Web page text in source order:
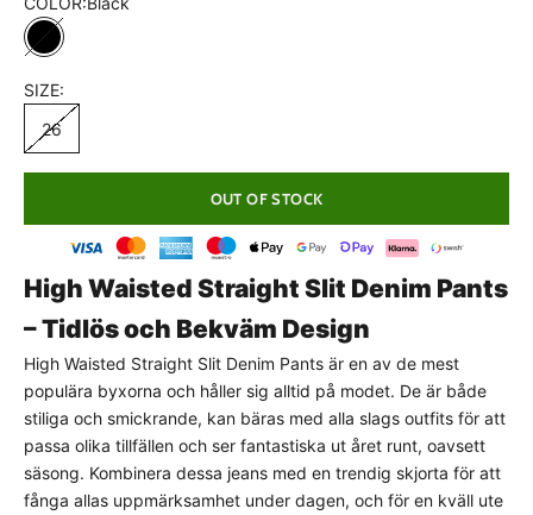
PASSFORMSGUIDE
Normal passform
Black
SIZE:
26
OUT OF STOCK
High Waisted Straight Slit Denim Pants
– Tidlös och Bekväm Design
High Waisted Straight Slit Denim Pants är en av de mest
populära byxorna och håller sig alltid på modet. De är både
stiliga och smickrande, kan bäras med alla slags outfits för att
passa olika tillfällen och ser fantastiska ut året runt, oavsett
säsong. Kombinera dessa jeans med en trendig skjorta för att
fånga allas uppmärksamhet under dagen, och för en kväll ute